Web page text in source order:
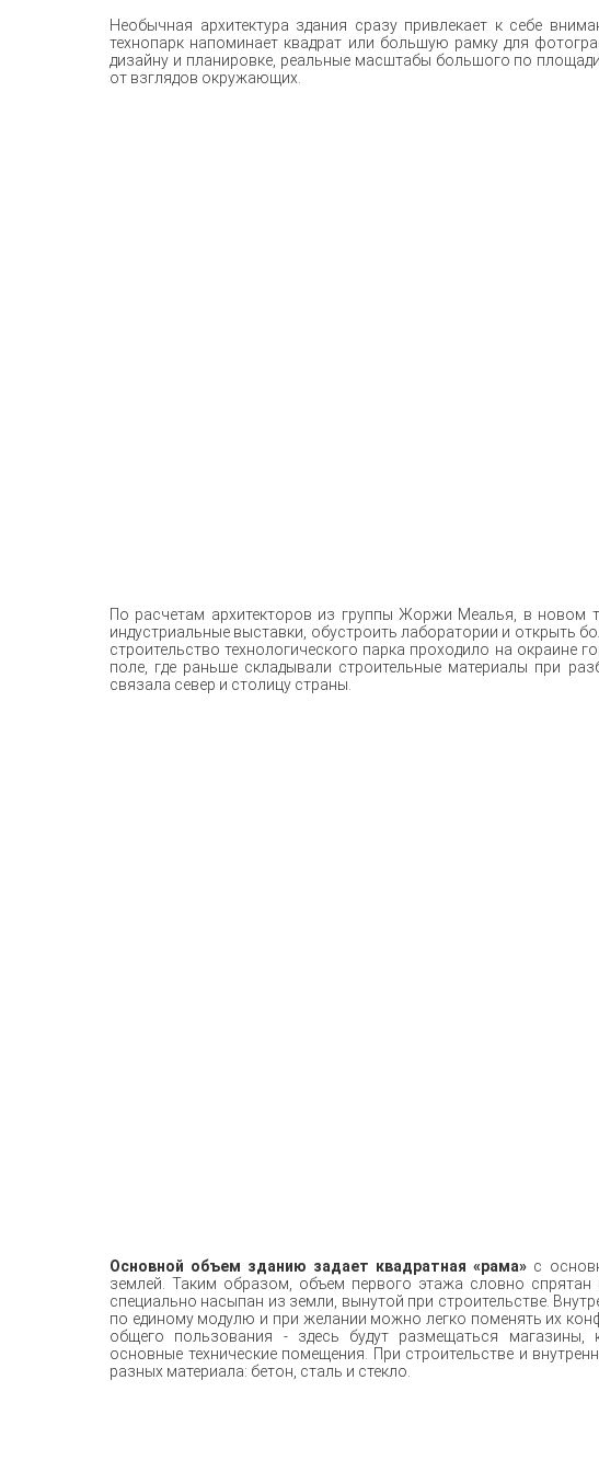
Необычная архитектура здания сразу привлекает к себе
технопарк напоминает квадрат или большую рамку для
дизайну и планировке, реальные масштабы большого по
от взглядов окружающих.
По расчетам архитекторов из группы Жоржи Меалья, в новом
индустриальные выставки, обустроить лаборатории и открыть
строительство технологического парка проходило на окраине
поле, где раньше складывали строительные материалы при
связала север и столицу страны.
Основной объем зданию задает квадратная «рама» с
землей. Таким образом, объем первого этажа словно
специально насыпан из земли, вынутой при строительстве.
по единому модулю и при желании можно легко поменять их
общего пользования - здесь будут размещаться магазины,
основные технические помещения. При строительстве и
разных материала: бетон, сталь и стекло.